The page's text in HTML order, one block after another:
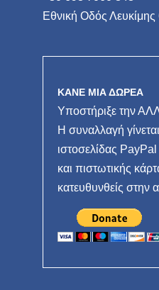
Εθνική Οδός
ΚΑΝΕ ΜΙΑ ΔΩΡΕΑ
Υποστήριξε την
Η συναλλαγή
ιστοσελίδας
και πιστωτικής
κατευθυνθείς στην